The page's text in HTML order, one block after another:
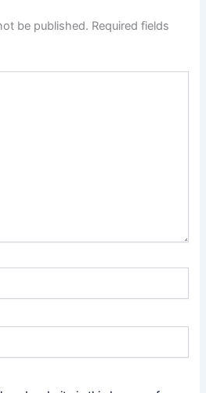
be published. Required fields